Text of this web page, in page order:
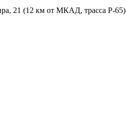
21 (12 км от МКАД, трасса P-65)